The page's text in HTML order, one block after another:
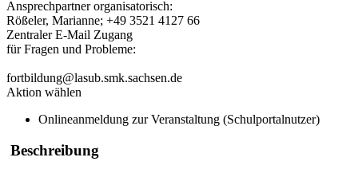
Ansprechpartner organisatorisch:
Rößeler, Marianne; +49 3521 4127 66
Zentraler E-Mail Zugang
für Fragen und Probleme:
fortbildung@lasub.smk.sachsen.de
Aktion wählen
Onlineanmeldung zur Veranstaltung (Schulportalnutzer)
Beschreibung